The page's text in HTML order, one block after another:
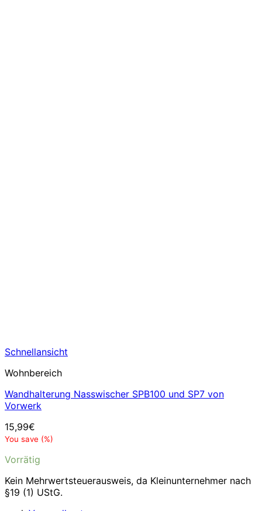
Schnellansicht
Wohnbereich
Wandhalterung Nasswischer SPB100 und SP7 von
Vorwerk
15,99€
You save (%)
Vorrätig
Kein Mehrwertsteuerausweis, da Kleinunternehmer nach
§19 (1) UStG.